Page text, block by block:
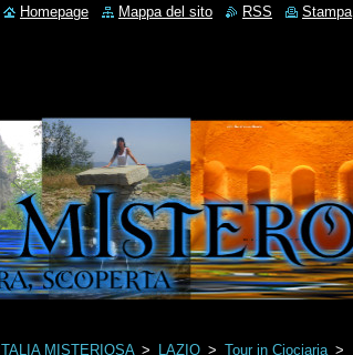
ITALIA MISTERIOSA > LAZIO > Tour in Ciociaria >
Homepage Mappa del sito RSS Stampa